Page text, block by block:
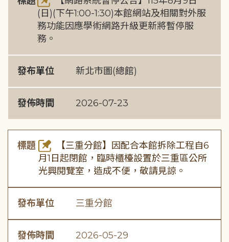
(日)(下午1:00-1:30)本館網站及相關對外服
務功能因應學術網路升級更新將暫停服
務。
發布單位 新北市圖(總館)
發佈時間 2026-07-23
標題
【三重分館】因配合本館拆除工程自6
月1日起閉館，臨時櫃檯設置於三重區公所
光興閱覽室，造成不便，敬請見諒。
發布單位 三重分館
發佈時間 2026-05-29